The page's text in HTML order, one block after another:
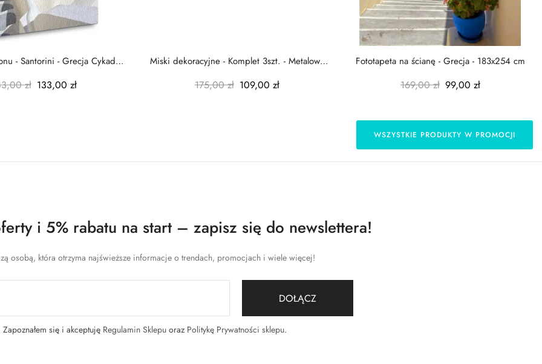
- Santorini - Grecja Cykady
zł 133,00 zł
Miski dekoracyjne - Komplet 3szt. - Metalowe
175,00 zł 109,00 zł
Fototapeta na ścianę - Grecja - 183x254 cm
169,00 zł 99,00 zł
WSZYSTKIE PRODUKTY W PROMOCJI
i 5% rabatu na start – zapisz się do newslettera!
osobą, która otrzyma najświeższe informacje o trendach, promocjach i wiele więcej!
DOŁĄCZ
Zapoznałem się i akceptuję Regulamin Sklepuoraz Politykę Prywatności sklepu.